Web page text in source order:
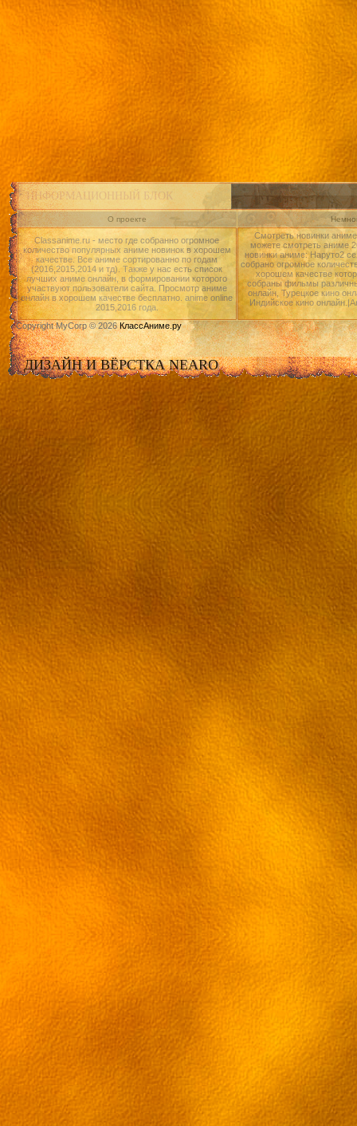
ИНФОРМАЦИОННЫЙ БЛОК
О проекте
Classanime.ru - место где собранно огромное
количество популярных аниме новинок в хорошем
качестве. Все аниме сортированно по годам
(2016,2015,2014 и тд). Также у нас есть список
лучших аниме онлайн, в формировании которого
участвуют пользователи сайта. Просмотр аниме
онлайн в хорошем качестве бесплатно. anime online
2015,2016 года.
Смотреть новинки
можете смотреть аниме
новинки аниме: Наруто2
собрано огромное
хорошем качестве
собраны фильмы
онлайн, Турецкое кино
Индийское кино
Copyright MyCorp © 2026КлассАниме.ру
ДИЗАЙН И ВЁРСТКА NEARO